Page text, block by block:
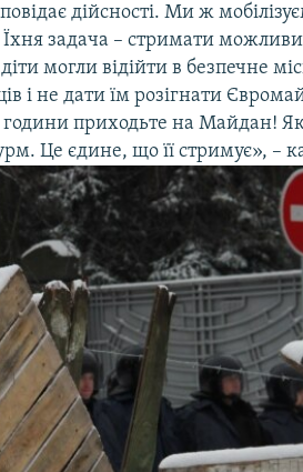
дійсності. Ми ж
задача – стримати
могли відійти в безпечне
і не дати їм розігнати
години приходьте на Майдан!
Це єдине, що її стримує», –